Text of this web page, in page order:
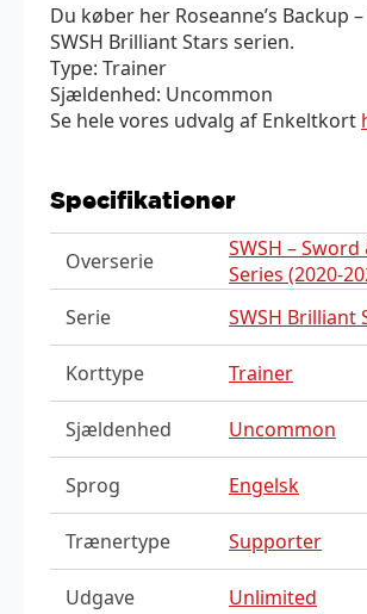
Du køber her Roseanne’s Backup
SWSH Brilliant Stars serien.
Type: Trainer
Sjældenhed: Uncommon
Se hele vores udvalg af Enkeltkort
Specifikationer
Overserie
SWSH –
Series (2020-
Serie
SWSH Brilliant
Korttype Trainer
Sjældenhed Uncommon
Sprog Engelsk
Trænertype Supporter
Udgave Unlimited